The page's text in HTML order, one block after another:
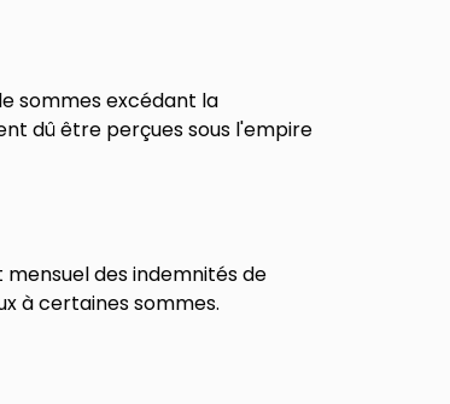
sommes excédant la
dû être perçues sous l'empire
des indemnités de
à certaines sommes.